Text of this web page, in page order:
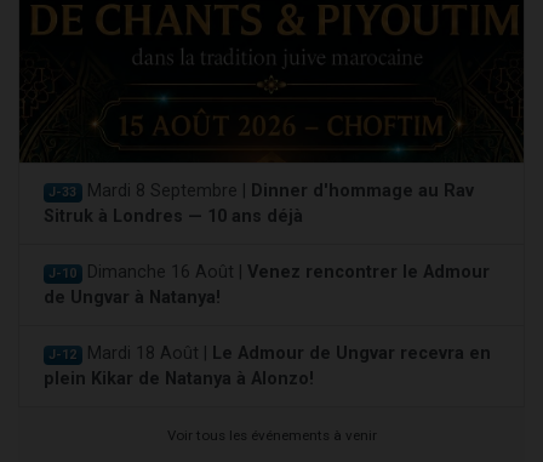
J-33 Mardi 8 Septembre |
Dinner d'hommage au Rav
Sitruk à Londres — 10 ans déjà
J-10 Dimanche 16 Août | Venez rencontrer le Admour
de Ungvar à Natanya!
J-12 Mardi 18 Août |
Le Admour de Ungvar recevra en
plein Kikar de Natanya à Alonzo!
Voir tous les événements à venir